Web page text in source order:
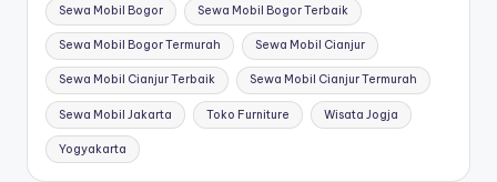
Sewa Mobil Bogor Sewa Mobil Bogor Terbaik
Sewa Mobil Bogor Termurah Sewa Mobil Cianjur
Sewa Mobil Cianjur Terbaik Sewa Mobil Cianjur Termurah
Sewa Mobil Jakarta Toko Furniture Wisata Jogja
Yogyakarta